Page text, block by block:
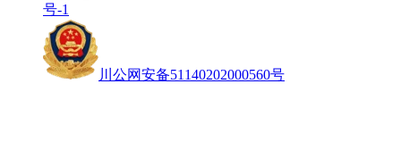
号-1
川公网安备51140202000560号